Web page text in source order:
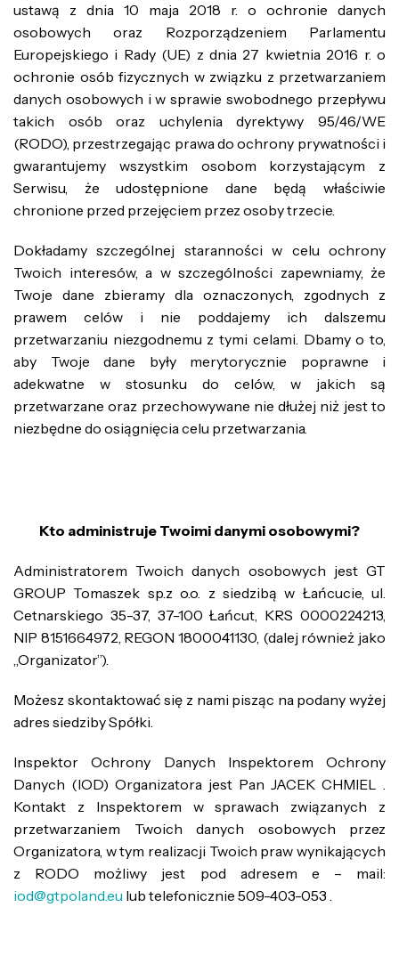
ustawą z dnia 10 maja 2018 r. o ochronie danych
osobowych oraz Rozporządzeniem Parlamentu
Europejskiego i Rady (UE) z dnia 27 kwietnia 2016 r. o
ochronie osób fizycznych w związku z przetwarzaniem
danych osobowych i w sprawie swobodnego przepływu
takich osób oraz uchylenia dyrektywy 95/46/WE
(RODO), przestrzegając prawa do ochrony prywatności i
gwarantujemy wszystkim osobom korzystającym z
Serwisu, że udostępnione dane będą właściwie
chronione przed przejęciem przez osoby trzecie.
Dokładamy szczególnej staranności w celu ochrony
Twoich interesów, a w szczególności zapewniamy, że
Twoje dane zbieramy dla oznaczonych, zgodnych z
prawem celów i nie poddajemy ich dalszemu
przetwarzaniu niezgodnemu z tymi celami. Dbamy o to,
aby Twoje dane były merytorycznie poprawne i
adekwatne w stosunku do celów, w jakich są
przetwarzane oraz przechowywane nie dłużej niż jest to
niezbędne do osiągnięcia celu przetwarzania.
Kto administruje Twoimi danymi osobowymi?
Administratorem Twoich danych osobowych jest GT
GROUP Tomaszek sp.z o.o. z siedzibą w Łańcucie, ul.
Cetnarskiego 35-37, 37-100 Łańcut, KRS 0000224213,
NIP 8151664972, REGON 1800041130, (dalej również jako
„Organizator”).
Możesz skontaktować się z nami pisząc na podany wyżej
adres siedziby Spółki.
Inspektor Ochrony Danych Inspektorem Ochrony
Danych (IOD) Organizatora jest Pan JACEK CHMIEL .
Kontakt z Inspektorem w sprawach związanych z
przetwarzaniem Twoich danych osobowych przez
Organizatora, w tym realizacji Twoich praw wynikających
z RODO możliwy jest pod adresem e – mail:
iod@gtpoland.eu lub telefonicznie 509-403-053 .